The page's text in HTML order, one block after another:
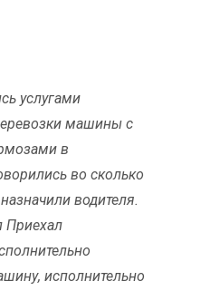
услугами
машины с
в
во сколько
водителя.
Приехал
исполнительно